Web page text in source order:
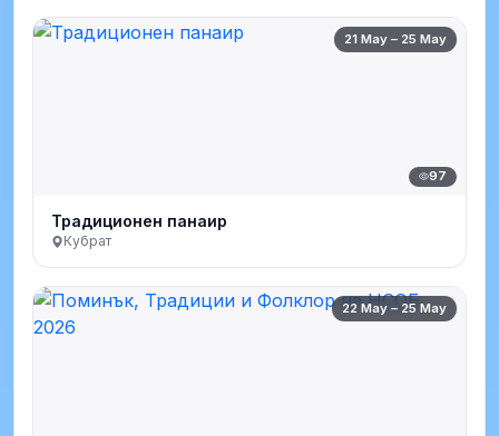
21 May – 25 May
97
Традиционен панаир
Кубрат
22 May – 25 May